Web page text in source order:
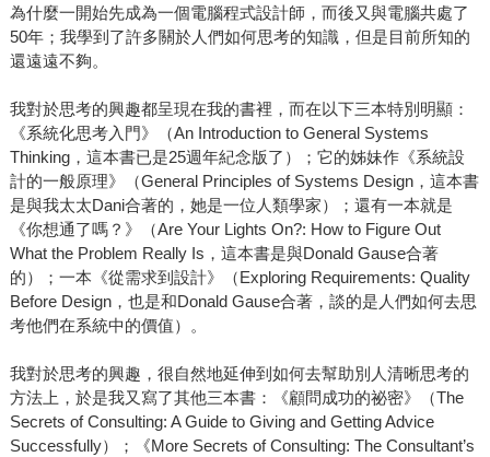
為什麼一開始先成為一個電腦程式設計師，而後又與電腦共處了
50年；我學到了許多關於人們如何思考的知識，但是目前所知的
還遠遠不夠。
我對於思考的興趣都呈現在我的書裡，而在以下三本特別明顯：
《系統化思考入門》（An Introduction to General Systems
Thinking，這本書已是25週年紀念版了）；它的姊妹作《系統設
計的一般原理》（General Principles of Systems Design，這本書
是與我太太Dani合著的，她是一位人類學家）；還有一本就是
《你想通了嗎？》（Are Your Lights On?: How to Figure Out
What the Problem Really Is，這本書是與Donald Gause合著
的）；一本《從需求到設計》（Exploring Requirements: Quality
Before Design，也是和Donald Gause合著，談的是人們如何去思
考他們在系統中的價值）。
我對於思考的興趣，很自然地延伸到如何去幫助別人清晰思考的
方法上，於是我又寫了其他三本書：《顧問成功的祕密》（The
Secrets of Consulting: A Guide to Giving and Getting Advice
Successfully）；《More Secrets of Consulting: The Consultant’s